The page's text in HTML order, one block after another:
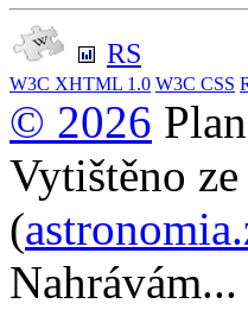
RS
W3C XHTML 1.0 W3C CSS
© 2026
Vytištěno
(
Nahrávám...